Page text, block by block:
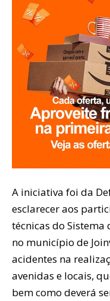
A iniciativa foi da
esclarecer aos
técnicas do
no município de
acidentes na
avenidas e locais,
bem como deverá